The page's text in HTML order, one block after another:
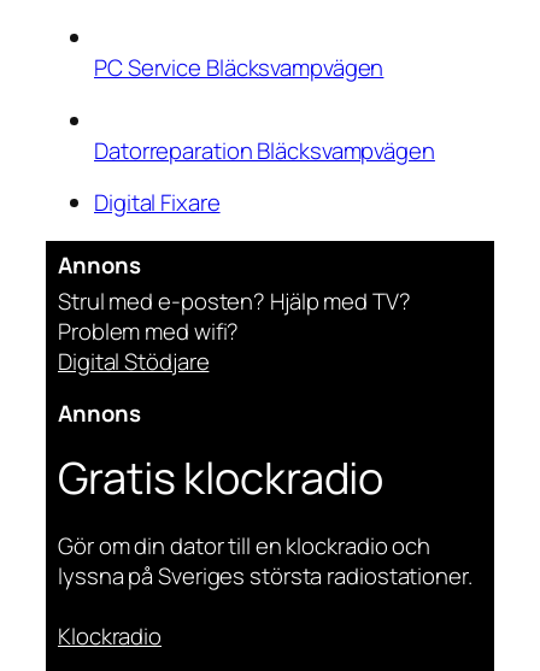
PC Service Bläcksvampvägen
Datorreparation Bläcksvampvägen
Digital Fixare
Annons
Strul med e-posten? Hjälp med TV?
Problem med wifi?
Digital Stödjare
Annons
Gratis klockradio
Gör om din dator till en klockradio och
lyssna på Sveriges största radiostationer.
Klockradio